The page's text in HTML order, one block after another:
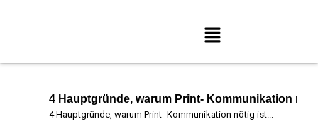
Inside the 2026 Ethics Premium Higher gains,...
4 Hauptgründe, warum Print- Kommunikation
4 Hauptgründe, warum Print- Kommunikation nötig ist...